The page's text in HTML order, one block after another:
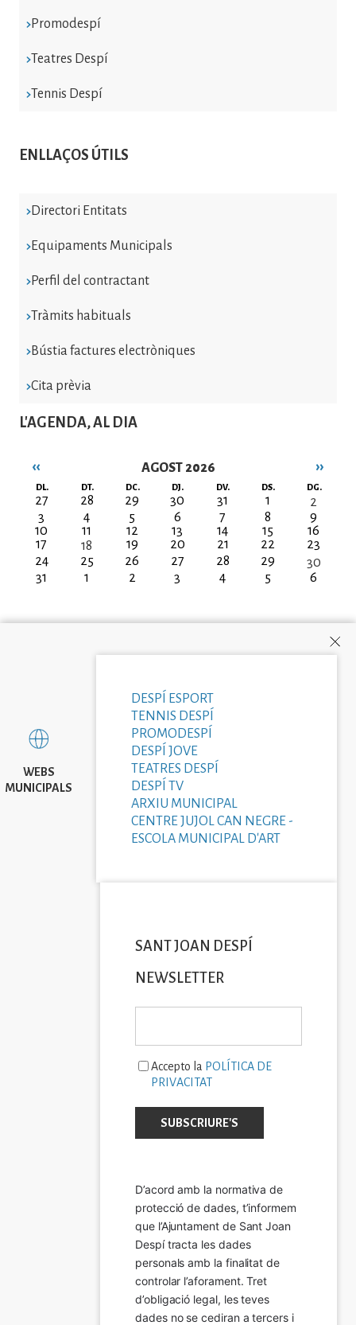
Promodespí
Teatres Despí
Tennis Despí
ENLLAÇOS ÚTILS
Directori Entitats
Equipaments Municipals
Perfil del contractant
Tràmits habituals
Bústia factures electròniques
Cita prèvia
L'AGENDA, AL DIA
AGOST 2026
Paginació
‹‹ ››
DL. DT. DC. DJ. DV. DS. DG.
27 28 29 30 31 1
2
3
4 5 6 7 8
9
10
11 12 13 14 15
16
17
18 19 20 21 22
23
24
25 26 27 28 29
30
31
1 2 3 4 5 6
WEBS
MUNICIPALS
DESPÍ ESPORT
TENNIS DESPÍ
PROMODESPÍ
DESPÍ JOVE
TEATRES DESPÍ
DESPÍ TV
ARXIU MUNICIPAL
CENTRE JUJOL CAN NEGRE -
ESCOLA MUNICIPAL D'ART
SANT JOAN DESPÍ
NEWSLETTER
Accepto la POLÍTICA DE
PRIVACITAT
D’acord amb la normativa de
protecció de dades, t’informem
que l’Ajuntament de Sant Joan
Despí tracta les dades
personals amb la finalitat de
controlar l’aforament. Tret
d’obligació legal, les teves
dades no se cediran a tercers i